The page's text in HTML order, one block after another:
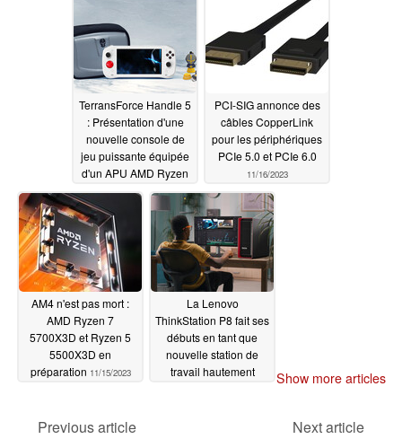
TerransForce Handle 5
: Présentation d'une
nouvelle console de
jeu puissante équipée
d'un APU AMD Ryzen
7 7840U, d'une batterie
de 50 Wh et d'un écran
120 Hz
11/19/2023
PCI-SIG annonce des
câbles CopperLink
pour les périphériques
PCIe 5.0 et PCIe 6.0
11/16/2023
AM4 n'est pas mort :
AMD Ryzen 7
5700X3D et Ryzen 5
5500X3D en
préparation 11/15/2023
La Lenovo
ThinkStation P8 fait ses
débuts en tant que
nouvelle station de
travail hautement
Show more articles
Previous article
Next article